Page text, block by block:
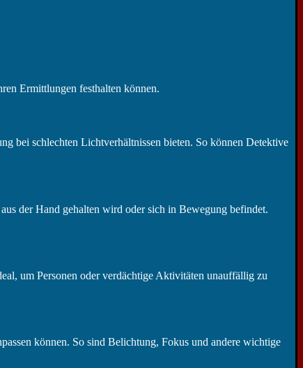
Ermittlungen festhalten können.
bei schlechten Lichtverhältnissen bieten. So können Detektive
der Hand gehalten wird oder sich in Bewegung befindet.
um Personen oder verdächtige Aktivitäten unauffällig zu
können. So sind Belichtung, Fokus und andere wichtige